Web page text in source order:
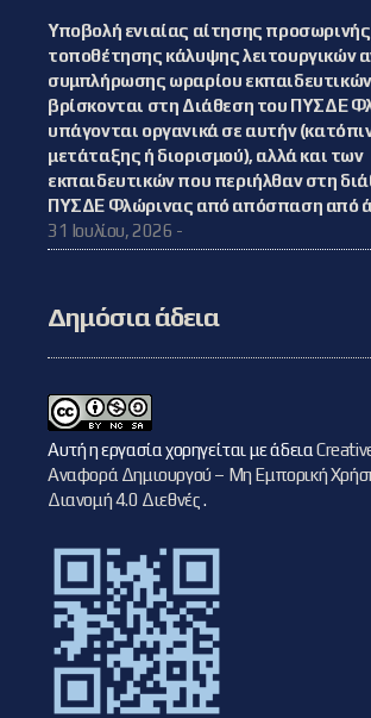
Υποβολή ενιαίας αίτησης προσωρινής
τοποθέτησης κάλυψης λειτουργικών
συμπλήρωσης ωραρίου
βρίσκονται στη Διάθεση του ΠΥΣΔΕ
υπάγονται οργανικά σε αυτήν
μετάταξης ή διορισμού), αλλά και των
εκπαιδευτικών που περιήλθαν στη
ΠΥΣΔΕ Φλώρινας από απόσπαση από
31 Ιουλίου, 2026 -
Δημόσια άδεια
Αυτή η εργασία χορηγείται με άδεια
Αναφορά Δημιουργού – Μη Εμπορική
Διανομή 4.0 Διεθνές.